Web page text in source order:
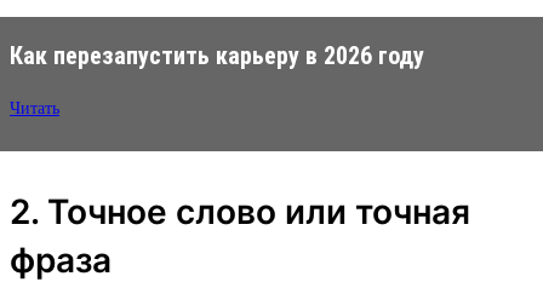
Как перезапустить карьеру в 2026 году
Читать
2. Точное слово или точная
фраза